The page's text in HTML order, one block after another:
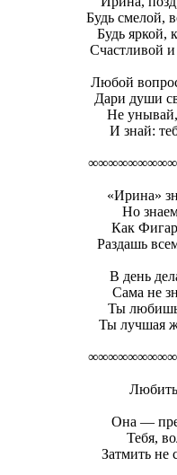
Будь смелой,
Будь яркой,
Счастливой
Любой
Дари души
Не унывай,
И знай:
«Ирина»
Но
Как
Раздашь
В день
Сама не
Ты любишь
Ты лучшая
Любить
Она —
Тебя,
Затмить не